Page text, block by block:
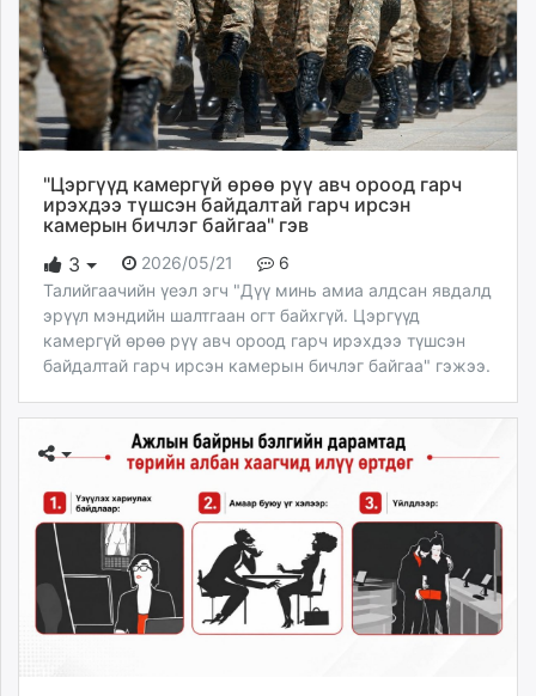
"Цэргүүд камергүй өрөө рүү авч ороод гарч
ирэхдээ түшсэн байдалтай гарч ирсэн
камерын бичлэг байгаа" гэв
3
2026/05/21
6
Талийгаачийн үеэл эгч "Дүү минь амиа алдсан явдалд
эрүүл мэндийн шалтгаан огт байхгүй. Цэргүүд
камергүй өрөө рүү авч ороод гарч ирэхдээ түшсэн
байдалтай гарч ирсэн камерын бичлэг байгаа" гэжээ.